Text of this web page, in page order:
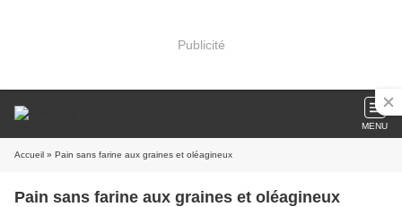
Publicité
MENU
Accueil » Pain sans farine aux graines et oléagineux
Pain sans farine aux graines et oléagineux